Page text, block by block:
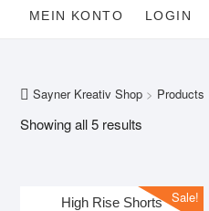
MEIN KONTO LOGIN
Sayner Kreativ Shop > Products
Showing all 5 results
Sale!
High Rise Shorts